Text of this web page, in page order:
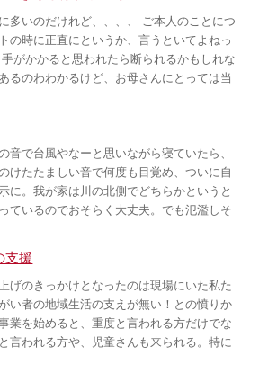
多いのだけれど、、、、 ご本人のことにつ
の時に正直にというか、言うといてよねっ
がかかると思われたら断られるかもしれな
るのわわかるけど、お母さんにとっては当
音で台風やなーと思いながら寝ていたら、
けたたましい音で何度も目覚め、ついに自
に。我が家は川の北側でどちらかというと
ているのでおそらく大丈夫。でも氾濫しそ
支援
げのきっかけとなったのは現場にいた私た
い者の地域生活の支えが無い！との憤りか
業を始めると、重度と言われる方だけでな
言われる方や、児童さんも来られる。特に